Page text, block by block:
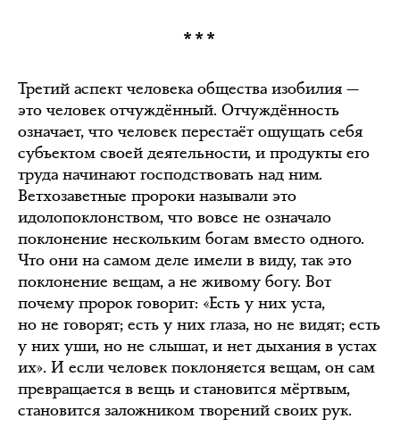
***
Третий аспект человека общества изобилия —
это человек отчуждённый. Отчуждённость
означает, что человек перестаёт ощущать себя
субъектом своей деятельности, и продукты его
труда начинают господствовать над ним.
Ветхозаветные пророки называли это
идолопоклонством, что вовсе не означало
поклонение нескольким богам вместо одного.
Что они на самом деле имели в виду, так это
поклонение вещам, а не живому богу. Вот
почему пророк говорит: «Есть у них уста,
но не говорят; есть у них глаза, но не видят; есть
у них уши, но не слышат, и нет дыхания в устах
их». И если человек поклоняется вещам, он сам
превращается в вещь и становится мёртвым,
становится заложником творений своих рук.